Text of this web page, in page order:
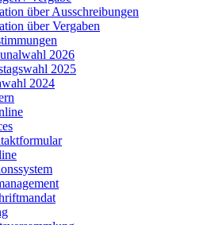
über Ausschreibungen
über Vergaben
2026
2025
2024